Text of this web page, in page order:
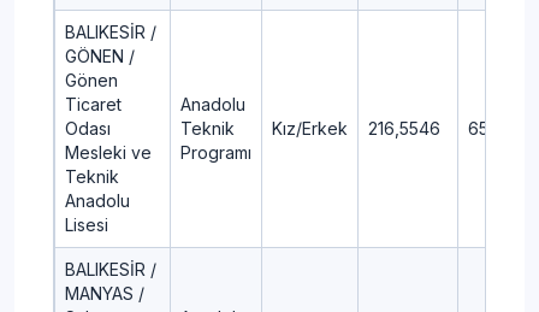
BALIKESİR /
GÖNEN /
Gönen
Ticaret
Odası
Mesleki ve
Teknik
Anadolu
Lisesi
Anadolu
Teknik
Programı
Kız/Erkek 216,5546 65,2
BALIKESİR /
MANYAS /